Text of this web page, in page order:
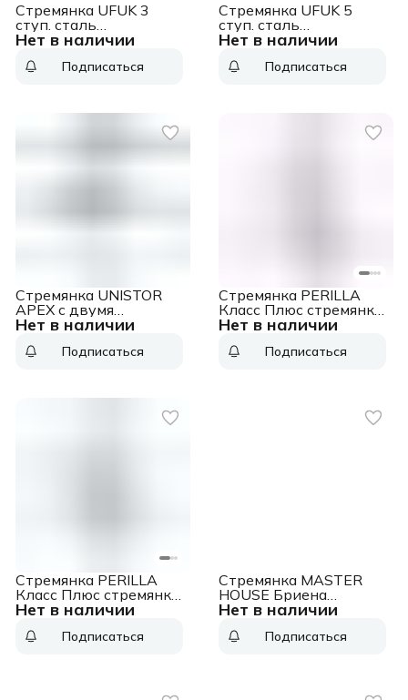
Нет в наличии
Стремянка UFUK 3
ступ. сталь
оцинк.122103
Подписаться
Нет в наличии
Стремянка UFUK 5
ступ. сталь
оцинк.122105
Подписаться
Нет в наличии
Стремянка UNISTOR
APEX с двумя
ступенями, складная
Подписаться
Нет в наличии
Стремянка PERILLA
Класс Плюс стремянка
3ст.
Подписаться
Нет в наличии
Стремянка PERILLA
Класс Плюс стремянка
2ст.
Подписаться
Нет в наличии
Стремянка MASTER
HOUSE Бриена
(алюминиевая), 3
алюминий 84162
Подписаться